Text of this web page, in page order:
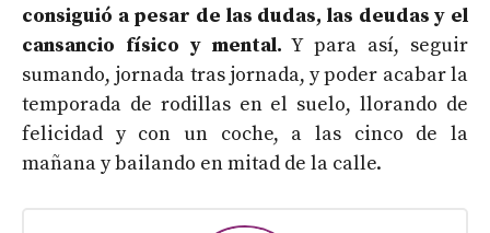
consiguió a pesar de las dudas, las deudas y el
cansancio físico y mental. Y para así, seguir
sumando, jornada tras jornada, y poder acabar la
temporada de rodillas en el suelo, llorando de
felicidad y con un coche, a las cinco de la
mañana y bailando en mitad de la calle.